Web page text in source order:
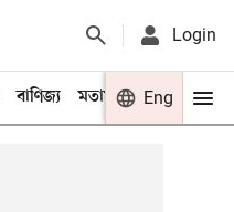
Login
বাণিজ্য মতামত খেলা
Eng